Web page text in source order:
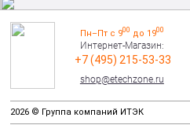
Пн–Пт с 900 до 1900
Интернет-Магазин:
+7 (495) 215-53-33
shop@etechzone.ru
2026 © Группа компаний ИТЭК